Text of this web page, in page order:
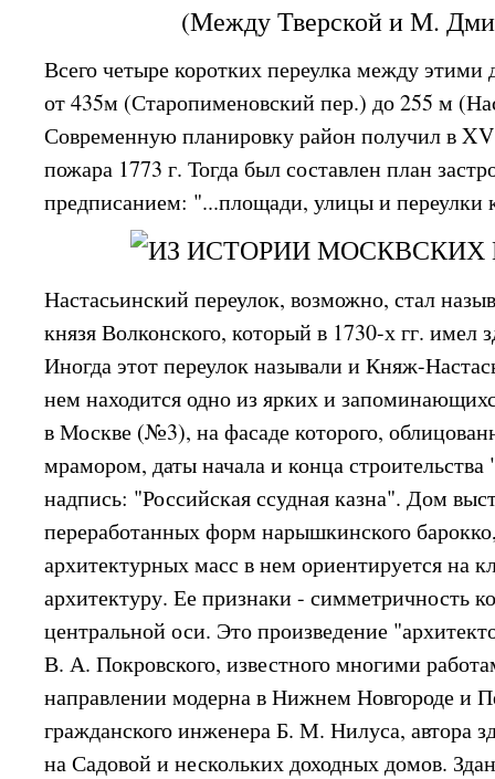
(Между Тверской и М.
Всего четыре коротких переулка между
от 435м (Старопименовский пер.) до 255 м
Современную планировку район получил в
пожара 1773 г. Тогда был составлен план
предписанием: "...площади, улицы и переулки
Настасьинский переулок, возможно, стал
князя Волконского, который в 1730-х гг. имел
Иногда этот переулок называли и Княж-
нем находится одно из ярких и
в Москве (№3), на фасаде которого,
мрамором, даты начала и конца
надпись: "Российская ссудная казна". Дом
переработанных форм нарышкинского
архитектурных масс в нем ориентируется на
архитектуру. Ее признаки - симметричность
центральной оси. Это произведение
В. А. Покровского, известного многими
направлении модерна в Нижнем Новгороде и
гражданского инженера Б. М. Нилуса, автора
на Садовой и нескольких доходных домов.